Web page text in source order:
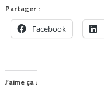
Partager :
Facebook
J’aime ça :